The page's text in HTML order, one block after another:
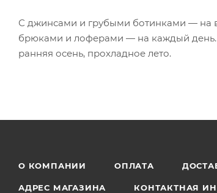
С джинсами и грубыми ботинками —
брюками и лоферами — на каждый день.
ранняя осень, прохладное лето.
О КОМПАНИИ ОПЛАТА
АДРЕС МАГАЗИНА КОНТАКТНАЯ